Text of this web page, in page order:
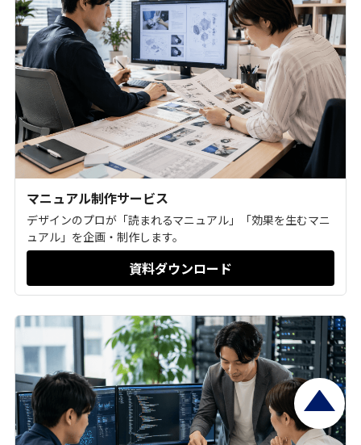
マニュアル制作サービス
デザインのプロが「読まれるマニュアル」「効果を生むマニ
ュアル」を企画・制作します。
資料ダウンロード